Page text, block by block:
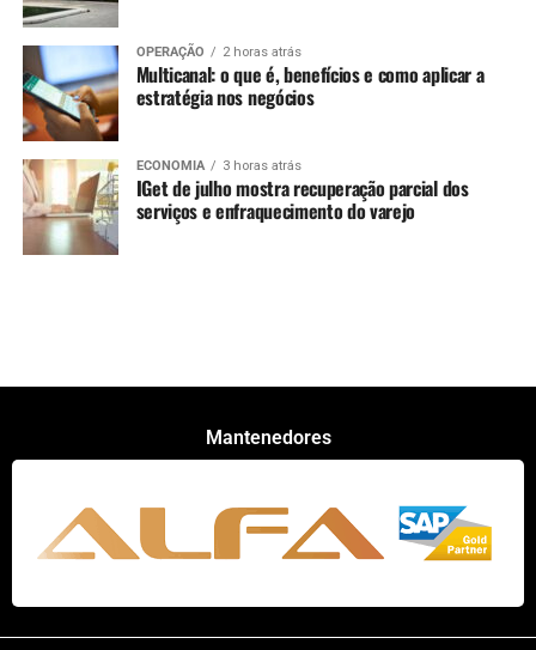
OPERAÇÃO 2 horas atrás
Multicanal: o que é, benefícios e como aplicar a
estratégia nos negócios
ECONOMIA 3 horas atrás
IGet de julho mostra recuperação parcial dos
serviços e enfraquecimento do varejo
Mantenedores